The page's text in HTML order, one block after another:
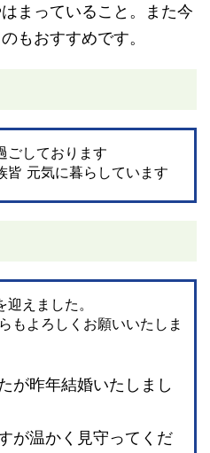
まっていること。また今
もおすすめです。
ごしております
皆 元気に暮らしています
えました。
もよろしくお願いいたしま
が昨年結婚いたしまし
が温かく見守ってくだ